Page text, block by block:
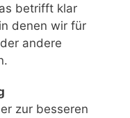
betrifft klar
denen wir für
andere
zur besseren